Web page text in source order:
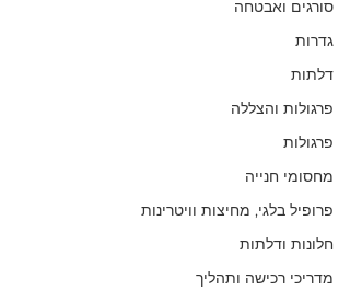
סורגים ואבטחה
גדרות
דלתות
פרגולות והצללה
פרגולות
מחסומי חנייה
פרופיל בלגי, מחיצות וויטרינות
חלונות ודלתות
מדריכי רכישה ותהליך